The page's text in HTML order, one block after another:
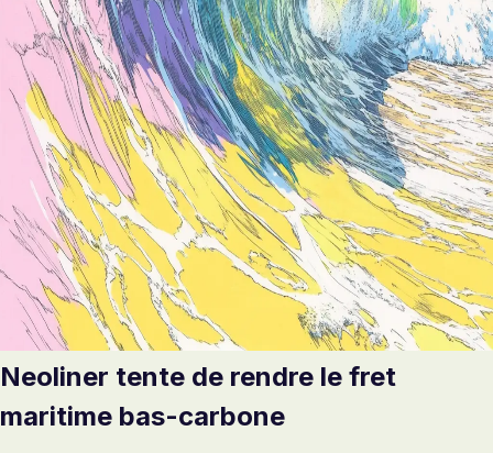
Neoliner tente de rendre le fret
maritime bas-carbone